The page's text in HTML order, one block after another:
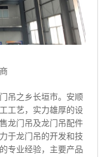
吊之乡长垣市。安顺
工艺，实力雄厚的设
龙门吊及龙门吊配件
于龙门吊的开发和技
专业经验，主要产品